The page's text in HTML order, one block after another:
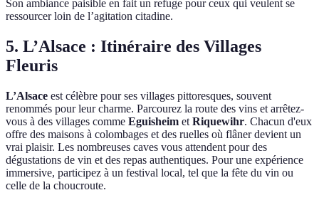
Son ambiance paisible en fait un refuge pour ceux qui veulent se
ressourcer loin de l’agitation citadine.
5. L’Alsace : Itinéraire des Villages
Fleuris
L’Alsace est célèbre pour ses villages pittoresques, souvent
renommés pour leur charme. Parcourez la route des vins et arrêtez-
vous à des villages comme Eguisheim et Riquewihr. Chacun d'eux
offre des maisons à colombages et des ruelles où flâner devient un
vrai plaisir. Les nombreuses caves vous attendent pour des
dégustations de vin et des repas authentiques. Pour une expérience
immersive, participez à un festival local, tel que la fête du vin ou
celle de la choucroute.